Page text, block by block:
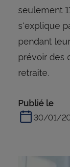
seulement
s'explique
pendant
prévoir des
retraite.
Publié le
30/01/